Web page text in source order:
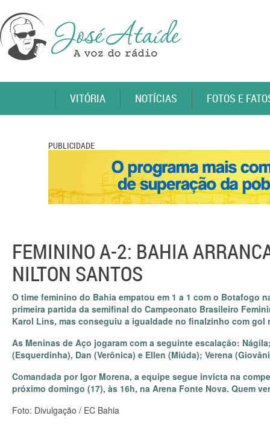
VITÓRIA NOTÍCIAS FOTOS E
PUBLICIDADE
FEMININO A-2: BAHIA
NILTON SANTOS
O time feminino do Bahia empatou em 1 a 1 com o Botafogo
primeira partida da semifinal do Campeonato Brasileiro
Karol Lins, mas conseguiu a igualdade no finalzinho com gol
As Meninas de Aço jogaram com a seguinte escalação:
(Esquerdinha), Dan (Verônica) e Ellen (Miúda); Verena
Comandada por Igor Morena, a equipe segue invicta na
próximo domingo (17), às 16h, na Arena Fonte Nova. Quem
Foto: Divulgação / EC Bahia